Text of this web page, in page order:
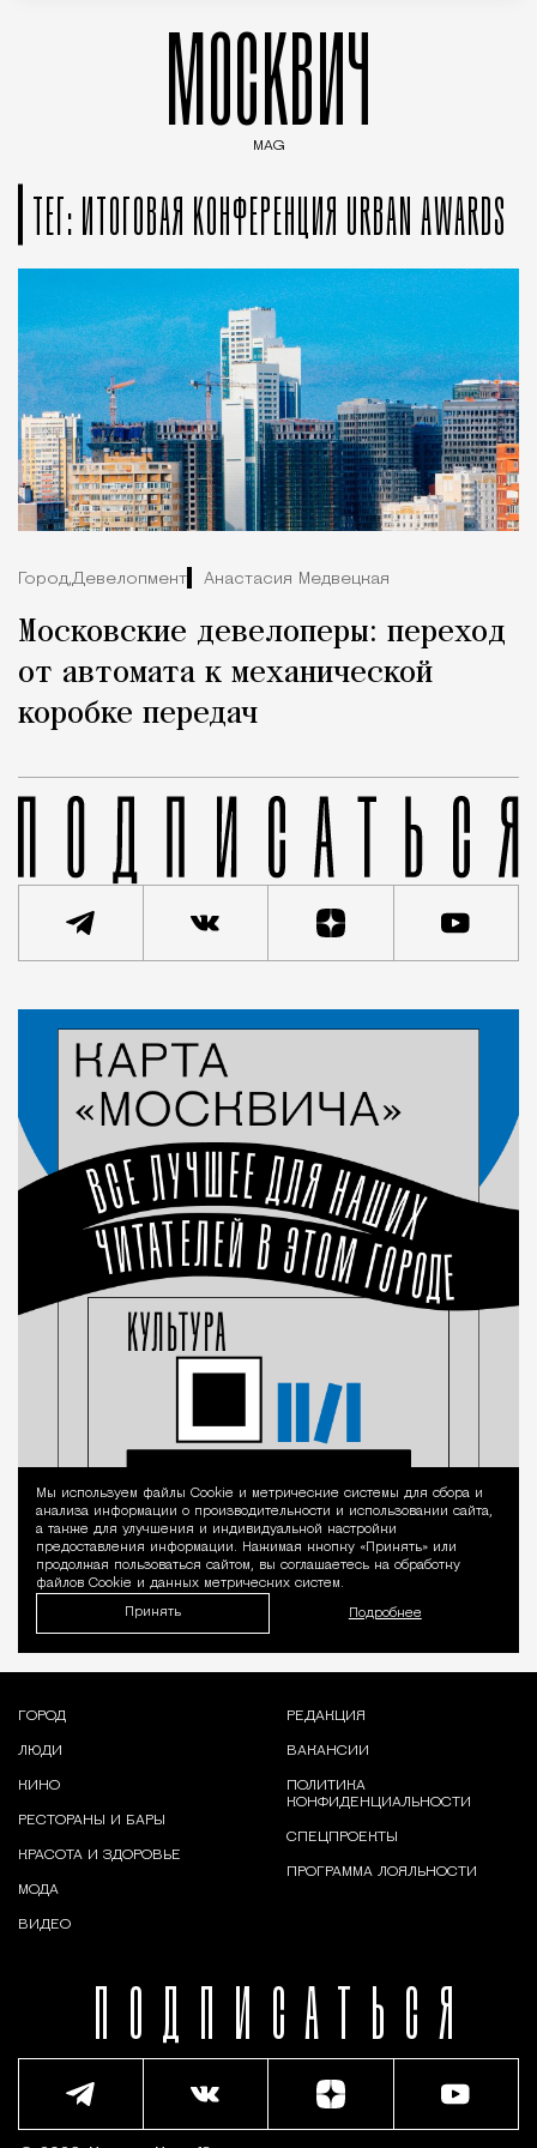
МОСКВИЧ
MAG
ТЕГ: ИТОГОВАЯ КОНФЕРЕНЦИЯ URBAN AWARDS
Город,Девелопмент Анастасия Медвецкая
Московские девелоперы: переход
от автомата к механической
коробке передач
Уведомление
Мы используем файлы Сookie и метрические системы для сбора и
анализа информации о производительности и использовании сайта,
а также для улучшения и индивидуальной настройки
предоставления информации. Нажимая кнопку «Принять» или
продолжая пользоваться сайтом, вы соглашаетесь на обработку
файлов Cookie и данных метрических систем.
Принять Подробнее
ПОДПИСАТЬСЯ
ГОРОД
ЛЮДИ
КИНО
РЕСТОРАНЫ И БАРЫ
КРАСОТА И ЗДОРОВЬЕ
МОДА
ВИДЕО
РЕДАКЦИЯ
ВАКАНСИИ
ПОЛИТИКА
КОНФИДЕНЦИАЛЬНОСТИ
СПЕЦПРОЕКТЫ
ПРОГРАММА ЛОЯЛЬНОСТИ